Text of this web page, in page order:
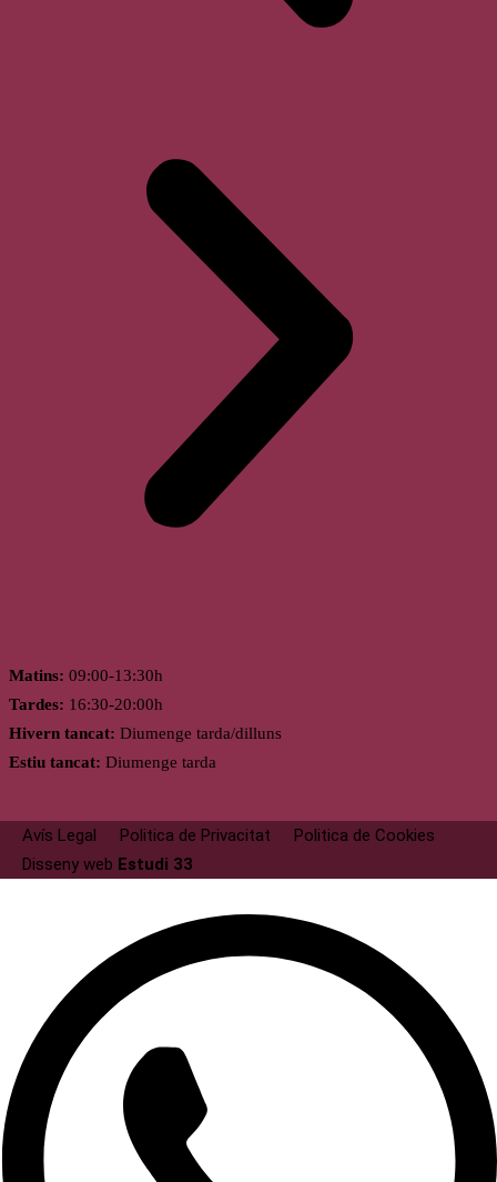
Matins: 09:00-13:30h
Tardes: 16:30-20:00h
Hivern tancat: Diumenge tarda/dilluns
Estiu tancat: Diumenge tarda
Avís Legal Politica de Privacitat
Politica de Cookies
Disseny web Estudi 33